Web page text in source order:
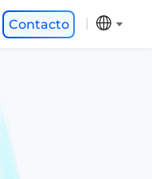
Contacto